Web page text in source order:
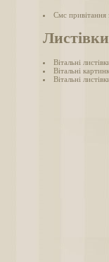
Смс
Вітальні
Вітальні
Вітальні